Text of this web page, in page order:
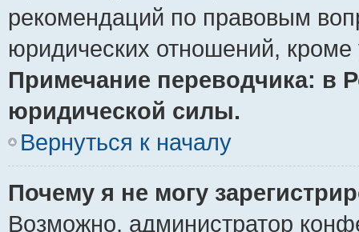
рекомендаций по правовым
юридических отношений,
Примечание переводчика: в
юридической силы.
Вернуться к началу
Почему я не могу
Возможно, администратор